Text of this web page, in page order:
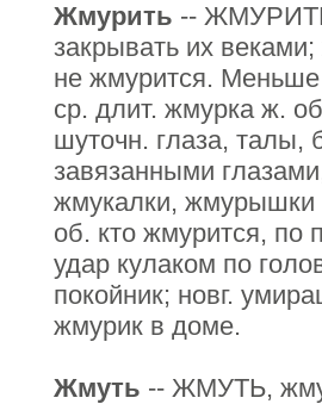
Жмурить --
закрывать их
не жмурится.
ср. длит. жмурка ж.
шуточн. глаза, талы,
завязанными
жмукалки, жмурышки
об. кто жмурится, по
удар кулаком по
покойник; новг.
жмурик в доме.
Жмуть -- ЖМУТЬ,